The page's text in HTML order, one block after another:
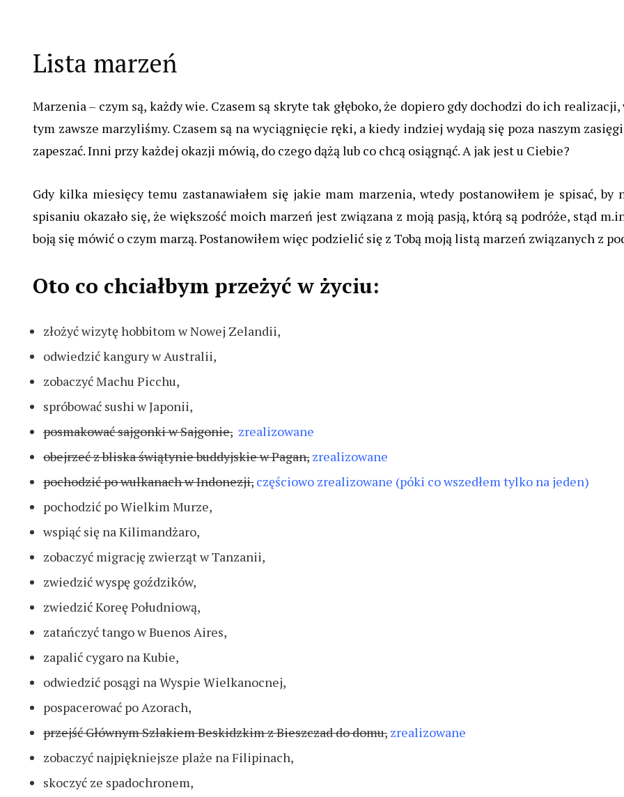
Lista marzeń
Marzenia – czym są, każdy wie. Czasem są skryte tak głęboko, że dopiero gdydochodzi do ich realizacji,
tym zawsze marzyliśmy. Czasem są na wyciągnięcie ręki, a kiedy indziej wydają się poza naszym
zapeszać. Inni przy każdej okazji mówią, do czego dążą lub co chcą osiągnąć. A jak jest u Ciebie?
Gdy kilka miesięcy temu zastanawiałem się jakie mam marzenia, wtedy postanowiłem je spisać,
spisaniu okazało się, że większość moich marzeń jest związana z moją pasją, którą są podróże, stąd
boją się mówić o czym marzą. Postanowiłem więc podzielić się z Tobą moją listą marzeń związanych z
Oto co chciałbym przeżyć w życiu:
złożyć wizytę hobbitom w Nowej Zelandii,
odwiedzić kangury w Australii,
zobaczyć Machu Picchu,
spróbować sushi w Japonii,
posmakować sajgonki w Sajgonie, zrealizowane
obejrzeć z bliska świątynie buddyjskie w Pagan, zrealizowane
pochodzić po wulkanach w Indonezji, częściowo zrealizowane (póki co wszedłem tylko na jeden)
pochodzić po Wielkim Murze,
wspiąć się na Kilimandżaro,
zobaczyć migrację zwierząt w Tanzanii,
zwiedzić wyspę goździków,
zwiedzić Koreę Południową,
zatańczyć tango w Buenos Aires,
zapalić cygaro na Kubie,
odwiedzić posągi na Wyspie Wielkanocnej,
pospacerować po Azorach,
przejść Głównym Szlakiem Beskidzkim z Bieszczad do domu, zrealizowane
zobaczyć najpiękniejsze plaże na Filipinach,
skoczyć ze spadochronem,